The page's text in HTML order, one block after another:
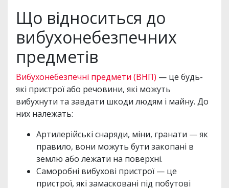
Що відноситься до
вибухонебезпечних
предметів
Вибухонебезпечні предмети (ВНП) — це будь-
які пристрої або речовини, які можуть
вибухнути та завдати шкоди людям і майну. До
них належать:
Артилерійські снаряди, міни, гранати — як
правило, вони можуть бути закопані в
землю або лежати на поверхні.
Саморобні вибухові пристрої — це
пристрої, які замасковані під побутові